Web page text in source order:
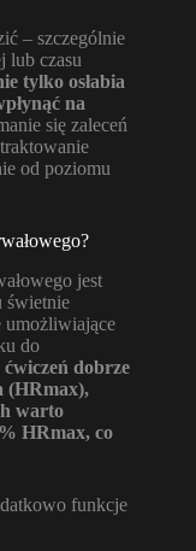
– szczególnie
lub czasu
tylko osłabia
na
się zaleceń
od poziomu
jest
świetnie
umożliwiające
do
dobrze
(HRmax),
warto
HRmax, co
funkcje